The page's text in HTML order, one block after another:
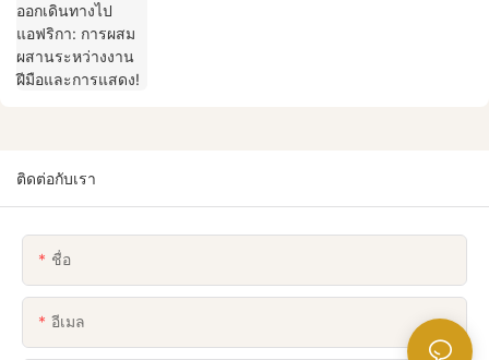
ติดต่อกับเรา
ชื่อ
อีเมล